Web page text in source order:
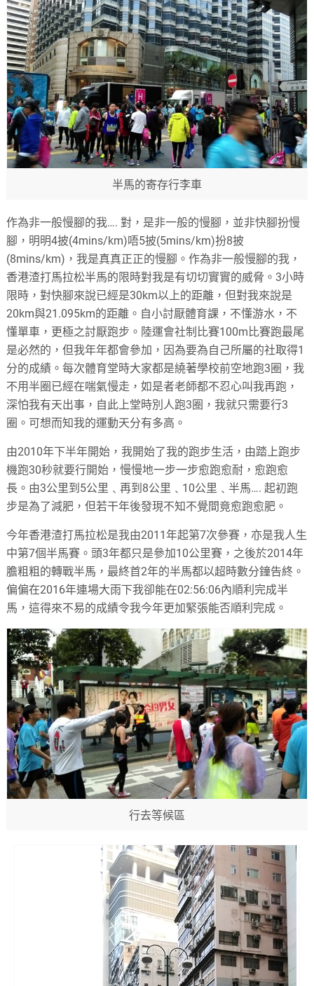
半馬的寄存行李車
作為非一般慢腳的我…. 對，是非一般的慢腳，並非快腳扮慢
腳，明明4披(4mins/km)唔5披(5mins/km)扮8披
(8mins/km)，我是真真正正的慢腳。作為非一般慢腳的我，
香港渣打馬拉松半馬的限時對我是有切切實實的威脅。3小時
限時，對快腳來說已經是30km以上的距離，但對我來說是
20km與21.095km的距離。自小討厭體育課，不懂游水，不
懂單車，更極之討厭跑步。陸運會社制比賽100m比賽跑最尾
是必然的，但我年年都會參加，因為要為自己所屬的社取得1
分的成績。每次體育堂時大家都是繞著學校前空地跑3圈，我
不用半圈已經在喘氣慢走，如是者老師都不忍心叫我再跑，
深怕我有天出事，自此上堂時別人跑3圈，我就只需要行3
圈。可想而知我的運動天分有多高。
由2010年下半年開始，我開始了我的跑步生活，由踏上跑步
機跑30秒就要行開始，慢慢地一步一步愈跑愈耐，愈跑愈
長。由3公里到5公里﹑再到8公里﹑10公里﹑半馬…. 起初跑
步是為了減肥，但若干年後發現不知不覺間竟愈跑愈肥。
今年香港渣打馬拉松是我由2011年起第7次參賽，亦是我人生
中第7個半馬賽。頭3年都只是參加10公里賽，之後於2014年
膽粗粗的轉戰半馬，最終首2年的半馬都以超時數分鐘告終。
偏偏在2016年連場大雨下我卻能在02:56:06內順利完成半
馬，這得來不易的成績令我今年更加緊張能否順利完成。
行去等候區